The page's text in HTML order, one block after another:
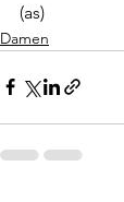
(as)
Damen